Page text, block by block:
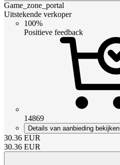
Game_zone_portal
Uitstekende verkoper
100%
Positieve feedback
14869
Details van aanbieding bekijken
30.36 EUR
30.36 EUR